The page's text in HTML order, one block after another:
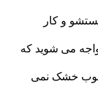
و کار
می شوید که
خوب خشک نمی